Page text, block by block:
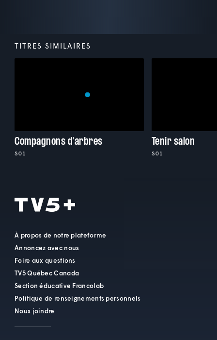
TITRES SIMILAIRES
Compagnons d'arbres
S01
Tenir salon
S01
À propos de notre plateforme
Annoncez avec nous
Foire aux questions
TV5 Québec Canada
Section éducative Francolab
Politique de renseignements personnels
Nous joindre